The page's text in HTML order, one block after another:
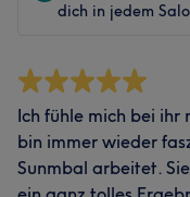
dich in jedem
Ich fühle mich bei ihr
bin immer wieder
Sunmbal arbeitet.